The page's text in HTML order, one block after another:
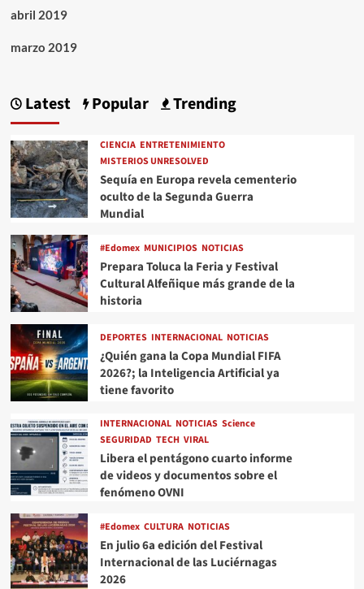
abril 2019
marzo 2019
Latest Popular Trending
CIENCIA ENTRETENIMIENTO
MISTERIOS UNRESOLVED
Sequía en Europa revela cementerio
oculto de la Segunda Guerra
Mundial
#Edomex MUNICIPIOS NOTICIAS
Prepara Toluca la Feria y Festival
Cultural Alfeñique más grande de la
historia
DEPORTES INTERNACIONAL NOTICIAS
¿Quién gana la Copa Mundial FIFA
2026?; la Inteligencia Artificial ya
tiene favorito
INTERNACIONAL NOTICIAS Science
SEGURIDAD TECH VIRAL
Libera el pentágono cuarto informe
de videos y documentos sobre el
fenómeno OVNI
#Edomex CULTURA NOTICIAS
En julio 6a edición del Festival
Internacional de las Luciérnagas
2026